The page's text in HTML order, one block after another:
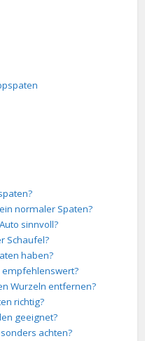
normaler Spaten?
sinnvoll?
Schaufel?
haben?
empfehlenswert?
Wurzeln entfernen?
richtig?
geeignet?
achten?